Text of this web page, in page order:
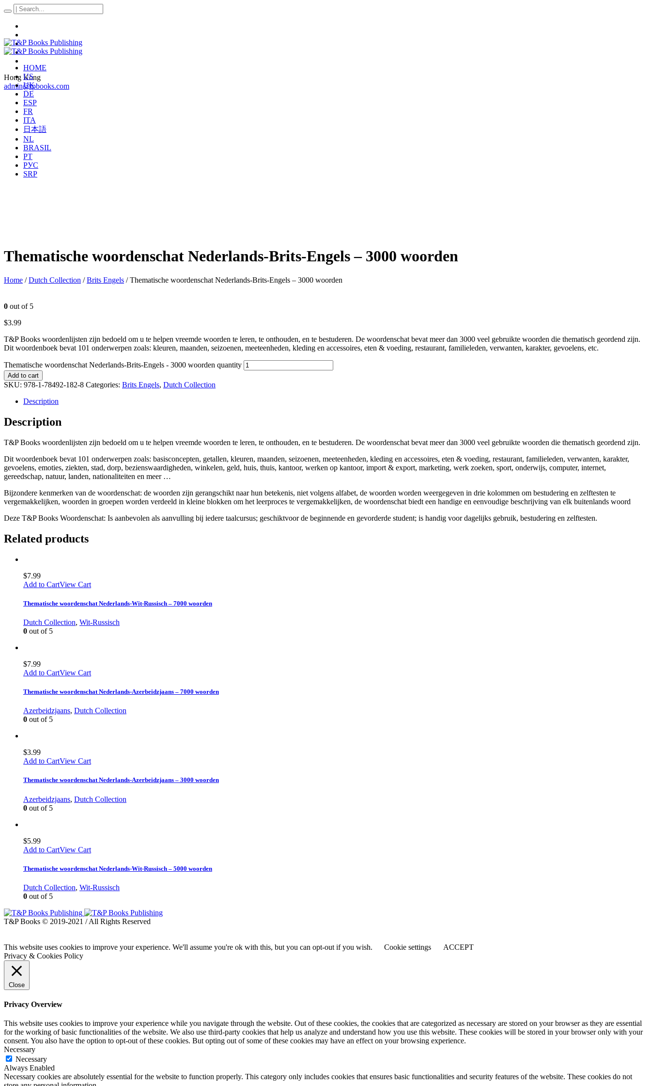
Hong Kong
admin@tpbooks.com
HOME
US
UK
DE
ESP
FR
ITA
日本語
NL
BRASIL
PT
РУС
SRP
Thematische woordenschat Nederlands-Brits-Engels – 3000 woorden
Home /Dutch Collection /Brits Engels / Thematische woordenschat Nederlands-Brits-Engels – 3000 woorden
0 out of 5
$3.99
T&P Books woordenlijsten zijn bedoeld om u te helpen vreemde woorden te leren, te onthouden, en te bestuderen. De woordenschat bevat meer dan 3000 veel gebruikte woorden die thematisch geordend zijn.
Dit woordenboek bevat 101 onderwerpen zoals: kleuren, maanden, seizoenen, meeteenheden, kleding en accessoires, eten & voeding, restaurant, familieleden, verwanten, karakter, gevoelens, etc.
Thematische woordenschat Nederlands-Brits-Engels - 3000 woorden quantity
Add to cart
SKU: 978-1-78492-182-8 Categories: Brits Engels, Dutch Collection
Description
Description
T&P Books woordenlijsten zijn bedoeld om u te helpen vreemde woorden te leren, te onthouden, en te bestuderen. De woordenschat bevat meer dan 3000 veel gebruikte woorden die thematisch geordend zijn.
Dit woordenboek bevat 101 onderwerpen zoals: basisconcepten, getallen, kleuren, maanden, seizoenen, meeteenheden, kleding en accessoires, eten & voeding, restaurant, familieleden, verwanten, karakter,
gevoelens, emoties, ziekten, stad, dorp, bezienswaardigheden, winkelen, geld, huis, thuis, kantoor, werken op kantoor, import & export, marketing, werk zoeken, sport, onderwijs, computer, internet,
gereedschap, natuur, landen, nationaliteiten en meer …
Bijzondere kenmerken van de woordenschat: de woorden zijn gerangschikt naar hun betekenis, niet volgens alfabet, de woorden worden weergegeven in drie kolommen om bestudering en zelftesten te
vergemakkelijken, woorden in groepen worden verdeeld in kleine blokken om het leerproces te vergemakkelijken, de woordenschat biedt een handige en eenvoudige beschrijving van elk buitenlands woord
Deze T&P Books Woordenschat: Is aanbevolen als aanvulling bij iedere taalcursus; geschiktvoor de beginnende en gevorderde student; is handig voor dagelijks gebruik, bestudering en zelftesten.
Related products
$7.99
Add to CartView Cart
Thematische woordenschat Nederlands-Wit-Russisch – 7000 woorden
Dutch Collection, Wit-Russisch
0 out of 5
$7.99
Add to CartView Cart
Thematische woordenschat Nederlands-Azerbeidzjaans – 7000 woorden
Azerbeidzjaans, Dutch Collection
0 out of 5
$3.99
Add to CartView Cart
Thematische woordenschat Nederlands-Azerbeidzjaans – 3000 woorden
Azerbeidzjaans, Dutch Collection
0 out of 5
$5.99
Add to CartView Cart
Thematische woordenschat Nederlands-Wit-Russisch – 5000 woorden
Dutch Collection, Wit-Russisch
0 out of 5
T&P Books © 2019-2021 / All Rights Reserved
This website uses cookies to improve your experience. We'll assume you're ok with this, but you can opt-out if you wish. Cookie settings
ACCEPT
Privacy & Cookies Policy
Close
Privacy Overview
This website uses cookies to improve your experience while you navigate through the website. Out of these cookies, the cookies that are categorized as necessary are stored on your browser as they are essential
for the working of basic functionalities of the website. We also use third-party cookies that help us analyze and understand how you use this website. These cookies will be stored in your browser only with your
consent. You also have the option to opt-out of these cookies. But opting out of some of these cookies may have an effect on your browsing experience.
Necessary
Necessary
Always Enabled
Necessary cookies are absolutely essential for the website to function properly. This category only includes cookies that ensures basic functionalities and security features of the website. These cookies do not